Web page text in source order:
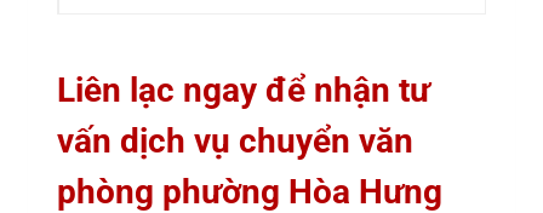
Liên lạc ngay để nhận tư
vấn dịch vụ chuyển văn
phòng phường Hòa Hưng